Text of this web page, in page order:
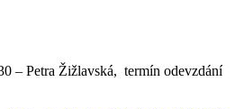
– Petra Žižlavská, termín odevzdání